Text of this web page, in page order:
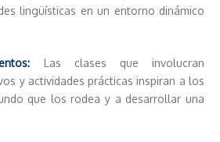
lingüísticas en un entorno dinámico
Las clases que involucran
y actividades prácticas inspiran a los
que los rodea y a desarrollar una